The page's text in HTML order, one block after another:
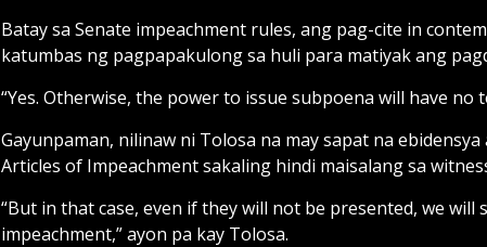
Batay sa Senate impeachment rules, ang pag-cite in
katumbas ng pagpapakulong sa huli para matiyak ang
“Yes. Otherwise, the power to issue subpoena will have
Gayunpaman, nilinaw ni Tolosa na may sapat na
Articles of Impeachment sakaling hindi maisalang sa
“But in that case, even if they will not be presented, we
impeachment,” ayon pa kay Tolosa.